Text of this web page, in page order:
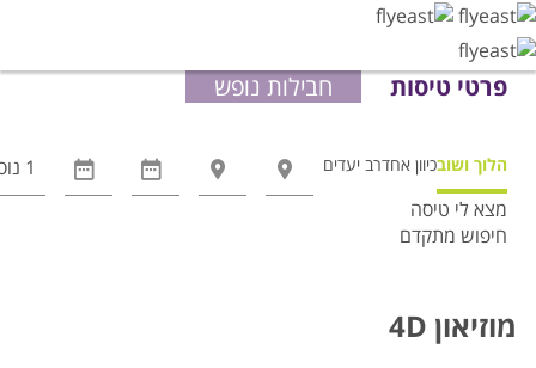
פרטי טיסות חבילות נופש
הלוך ושובכיוון אחדרב יעדים
מצא לי טיסה
חיפוש מתקדם
הנוספות
מוצגותמוזיאון 4D